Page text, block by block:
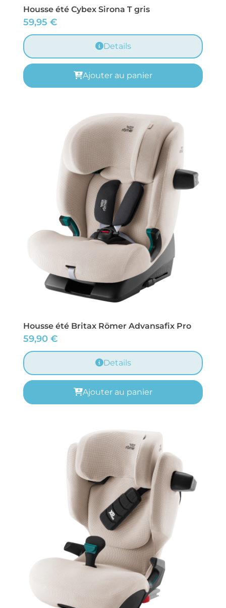
Housse été Cybex Sirona T gris
59,95 €
Details
Ajouter au panier
Housse été Britax Römer Advansafix Pro
59,90 €
Details
Ajouter au panier